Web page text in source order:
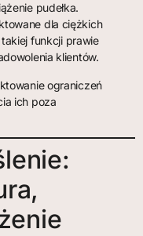
pudełka.
dla ciężkich
funkcji prawie
klientów.
ograniczeń
ich poza